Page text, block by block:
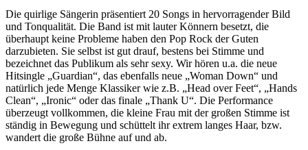
Die quirlige Sängerin präsentiert 20 Songs in hervorragender Bild
und Tonqualität. Die Band ist mit lauter Könnern besetzt, die
überhaupt keine Probleme haben den Pop Rock der Guten
darzubieten. Sie selbst ist gut drauf, bestens bei Stimme und
bezeichnet das Publikum als sehr sexy. Wir hören u.a. die neue
Hitsingle „Guardian“, das ebenfalls neue „Woman Down“ und
natürlich jede Menge Klassiker wie z.B. „Head over Feet“, „Hands
Clean“, „Ironic“ oder das finale „Thank U“. Die Performance
überzeugt vollkommen, die kleine Frau mit der großen Stimme ist
ständig in Bewegung und schüttelt ihr extrem langes Haar, bzw.
wandert die große Bühne auf und ab.